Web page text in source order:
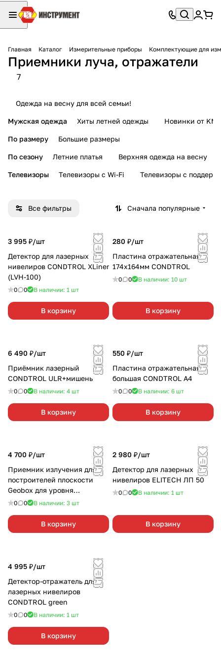
Главная Каталог Измерительные приборы Комплектующие для
Приемники луча, отражатели
7
Одежда на весну для всей семьи!
Мужская одежда Хиты летней одежды Новинки от KMI
По размеру Большие размеры
По сезону Летние платья Верхняя одежда на весну
Телевизоры Телевизоры с Wi-Fi Телевизоры с
Все фильтры Сначала популярные
3 995 ₽/шт
Детектор для лазерных
нивелиров CONDTROL XLiner
(LVH-100)
0 0 В наличии: 1 шт
В корзину
280 ₽/шт
Пластина отражательная
174х164мм CONDTROL
0 0 В наличии: 10 шт
В корзину
6 490 ₽/шт
Приёмник лазерный
CONDTROL ULR+мишень
0 0 В наличии: 4 шт
В корзину
550 ₽/шт
Пластина отражательная
большая CONDTROL A4
0 0 В наличии: 6 шт
В корзину
4 700 ₽/шт
Приемник излучения для
построителей плоскости
Geobox для уровня
REDTRACE SD9-5
0 0 В наличии: 3 шт
В корзину
2 980 ₽/шт
Детектор для лазерных
нивелиров ELITECH ЛП 50
0 0 В наличии: 1 шт
В корзину
4 995 ₽/шт
Детектор-отражатель для
лазерных нивелиров
CONDTROL green
0 0 В наличии: 1 шт
В корзину